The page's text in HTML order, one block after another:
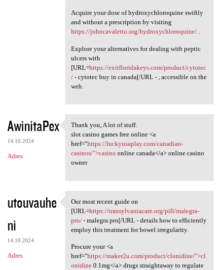
Acquire your dose of hydroxychloroquine swiftly
and without a prescription by visiting
https://johncavaletto.org/hydroxychloroquine/.
Explore your alternatives for dealing with peptic
ulcers with
[URL=https://exitfloridakeys.com/product/cytotec
/- cytotec buy in canada[/URL - , accessible on the
web.
AwinitaPex
14.10.2024
Adres
Thank you, A lot of stuff.
Thank you, A lot of stuff.
slot casino games free online <a
href="https://luckyusaplay.com/canadian-
casinos/">casino online canada</a> online casino
owner
utouvauhe
ni
14.10.2024
Adres
Our most recent guide on [URL
Our most recent guide on
[URL=https://transylvaniacare.org/pill/malegra-
pro/- malegra pro[/URL - details how to efficiently
employ this treatment for bowel irregularity.
Procure your <a
href="https://maker2u.com/product/clonidine/">cl
onidine0.1mg</a> drugs straightaway to regulate